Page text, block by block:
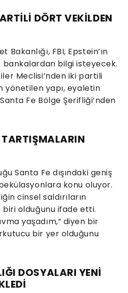
DÖRT VEKİLDEN
Bakanlığı, FBI, Epstein’ın
bankalardan bilgi isteyecek.
Meclisi’nden iki partili
yönetilen yapı, eyaletin
Fe Bölge Şerifliği’nden
Santa Fe dışındaki geniş
konu oluyor.
cinsel saldırıların
biri olduğunu ifade etti.
yaşadım,” diyen bir
bir yer olduğunu
DOSYALARI YENİ